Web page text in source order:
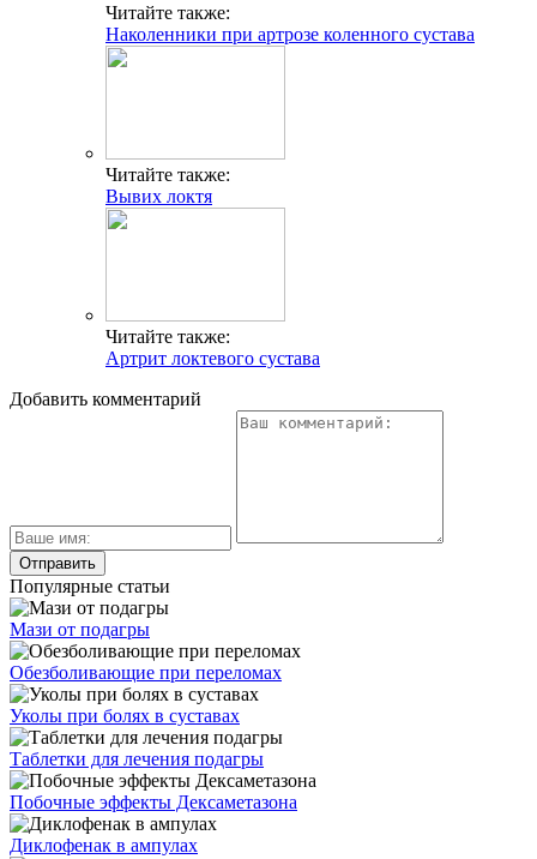
Читайте также:
Наколенники при артрозе коленного сустава
Читайте также:
Вывих локтя
Читайте также:
Артрит локтевого сустава
Добавить комментарий
Популярные статьи
Мази от подагры
Обезболивающие при переломах
Уколы при болях в суставах
Таблетки для лечения подагры
Побочные эффекты Дексаметазона
Диклофенак в ампулах